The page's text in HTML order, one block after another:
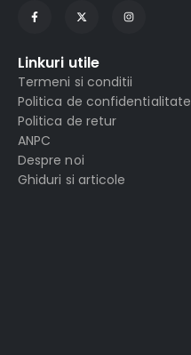
Linkuri utile
Termeni si conditii
Politica de confidentialitate
Politica de retur
ANPC
Despre noi
Ghiduri si articole